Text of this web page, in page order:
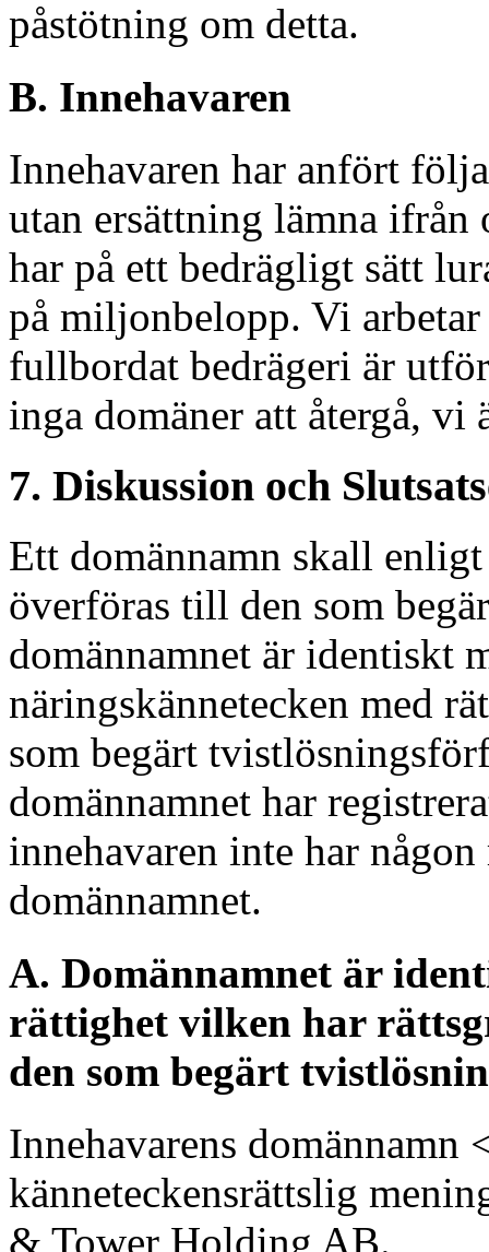
påstötning om detta.
B. Innehavaren
Innehavaren har anfört
utan ersättning lämna ifrån
har på ett bedrägligt sätt
på miljonbelopp. Vi
fullbordat bedrägeri är
inga domäner att återgå,
7. Diskussion och
Ett domännamn skall
överföras till den som
domännamnet är identiskt
näringskännetecken med
som begärt
domännamnet har
innehavaren inte har
domännamnet.
A. Domännamnet är
rättighet vilken har
den som begärt
Innehavarens
känneteckensrättslig
& Tower Holding AB.